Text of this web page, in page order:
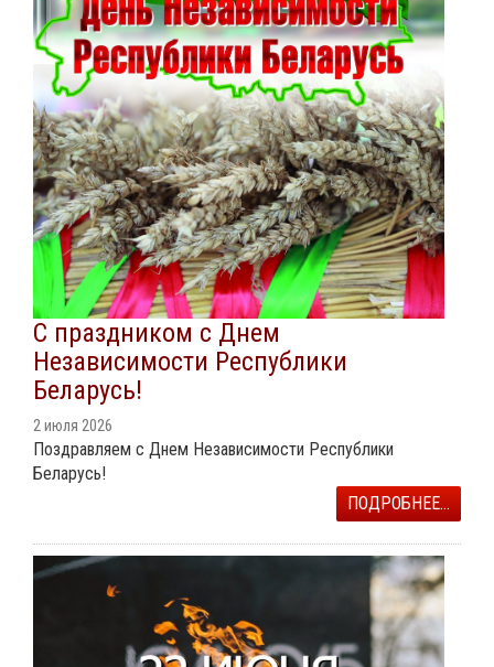
С праздником с Днем
Независимости Республики
Беларусь!
2 июля 2026
Поздравляем с Днем Независимости Республики
Беларусь!
ПОДРОБНЕЕ...